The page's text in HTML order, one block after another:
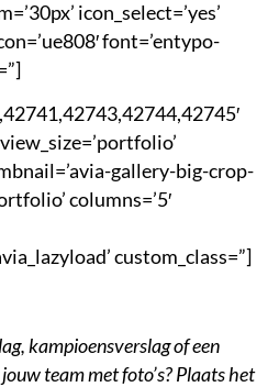
icon_select=’yes’
font=’entypo-
gallery-big-crop-
columns=’5′
custom_class=”]
kampioensverslag of een
team met foto’s? Plaats het